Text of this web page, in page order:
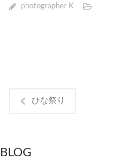
photographer K
ひな祭り
BLOG